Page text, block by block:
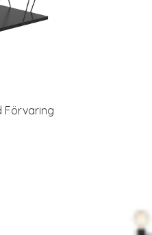
Förvaring